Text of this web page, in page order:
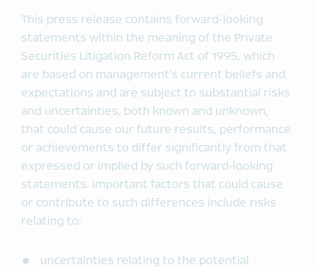
This press release contains forward-looking
statements within the meaning of the Private
Securities Litigation Reform Act of 1995, which
are based on management’s current beliefs and
expectations and are subject to substantial risks
and uncertainties, both known and unknown,
that could cause our future results, performance
or achievements to differ significantly from that
expressed or implied by such forward-looking
statements. Important factors that could cause
or contribute to such differences include risks
relating to:
uncertainties relating to the potential